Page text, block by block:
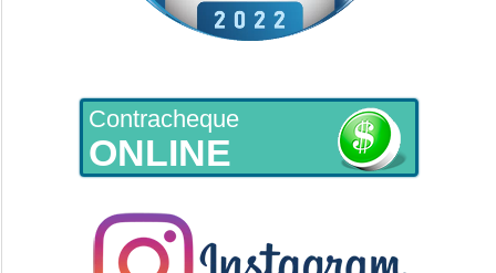
Contracheque
ONLINE